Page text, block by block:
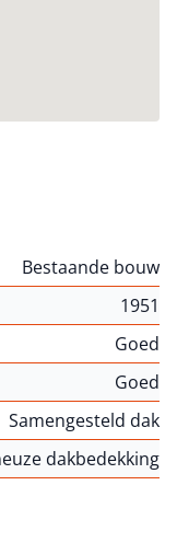
Bestaande bouw
1951
Goed
Goed
Samengesteld dak
dakbedekking